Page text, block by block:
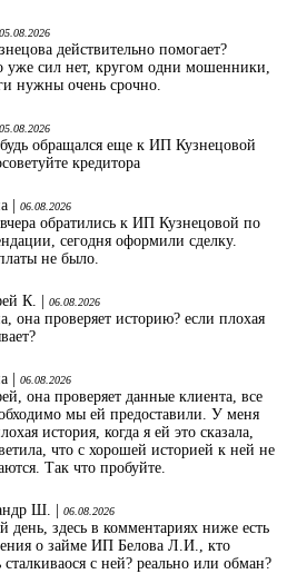
05.08.2026
действительно помогает?
уже сил нет, кругом одни мошенники,
нужны очень срочно.
05.08.2026
обращался еще к ИП Кузнецовой
кредитора
| 06.08.2026
обратились к ИП Кузнецовой по
сегодня оформили сделку.
не было.
К. | 06.08.2026
она проверяет историю? если плохая
| 06.08.2026
она проверяет данные клиента, все
мы ей предоставили. У меня
история, когда я ей это сказала,
что с хорошей историей к ней не
Так что пробуйте.
Ш. | 06.08.2026
день, здесь в комментариях ниже есть
о займе ИП Белова Л.И., кто
сталкиваося с ней? реально или обман?